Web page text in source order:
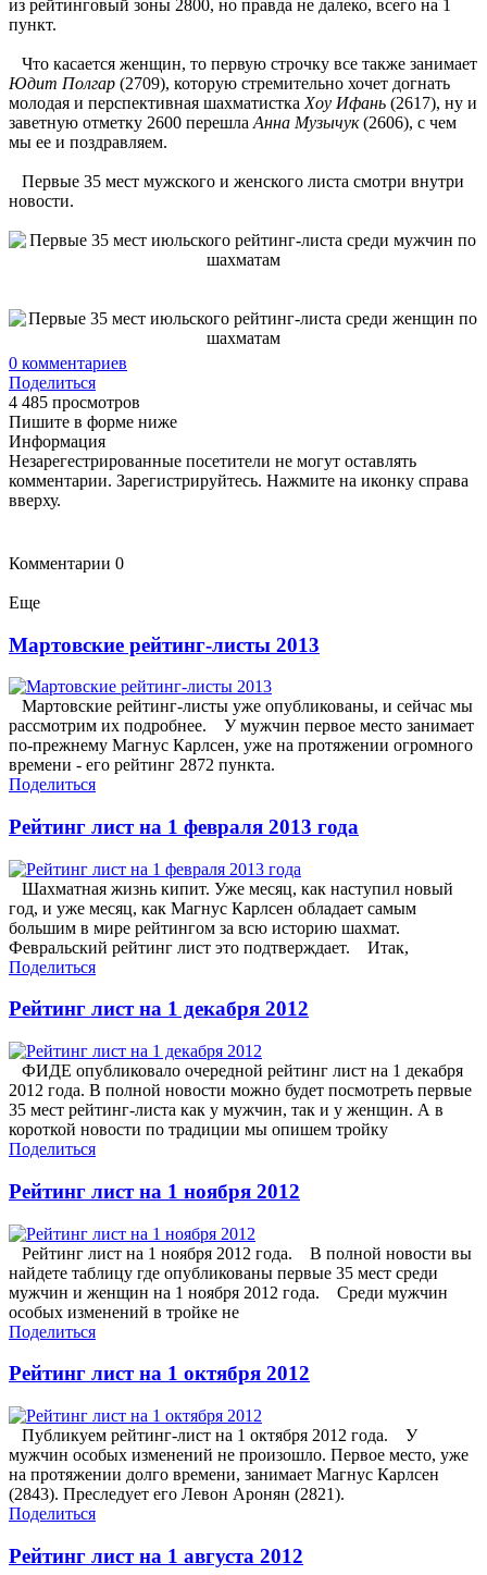
из рейтинговый зоны 2800, но правда не далеко, всего на 1
пункт.
Что касается женщин, то первую строчку все также занимает
Юдит Полгар (2709), которую стремительно хочет догнать
молодая и перспективная шахматистка Хоу Ифань (2617), ну и
заветную отметку 2600 перешла Анна Музычук(2606), с чем
мы ее и поздравляем.
Первые 35 мест мужского и женского листа смотри внутри
новости.
0 комментариев
Поделиться
4 485 просмотров
Пишите в форме ниже
Информация
Незарегестрированные посетители не могут оставлять
комментарии. Зарегистрируйтесь. Нажмите на иконку справа
вверху.
Комментарии 0
Еще
Мартовские рейтинг-листы 2013
Мартовские рейтинг-листы уже опубликованы, и сейчас мы
рассмотрим их подробнее. У мужчин первое место занимает
по-прежнему Магнус Карлсен, уже на протяжении огромного
времени - его рейтинг 2872 пункта.
Поделиться
Рейтинг лист на 1 февраля 2013 года
Шахматная жизнь кипит. Уже месяц, как наступил новый
год, и уже месяц, как Магнус Карлсен обладает самым
большим в мире рейтингом за всю историю шахмат.
Февральский рейтинг лист это подтверждает. Итак,
Поделиться
Рейтинг лист на 1 декабря 2012
ФИДЕ опубликовало очередной рейтинг лист на 1 декабря
2012 года. В полной новости можно будет посмотреть первые
35 мест рейтинг-листа как у мужчин, так и у женщин. А в
короткой новости по традиции мы опишем тройку
Поделиться
Рейтинг лист на 1 ноября 2012
Рейтинг лист на 1 ноября 2012 года. В полной новости вы
найдете таблицу где опубликованы первые 35 мест среди
мужчин и женщин на 1 ноября 2012 года. Среди мужчин
особых изменений в тройке не
Поделиться
Рейтинг лист на 1 октября 2012
Публикуем рейтинг-лист на 1 октября 2012 года. У
мужчин особых изменений не произошло. Первое место, уже
на протяжении долго времени, занимает Магнус Карлсен
(2843). Преследует его Левон Аронян (2821).
Поделиться
Рейтинг лист на 1 августа 2012